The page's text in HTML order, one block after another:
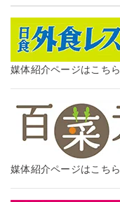
媒体紹介ページはこちら
媒体紹介ページはこちら